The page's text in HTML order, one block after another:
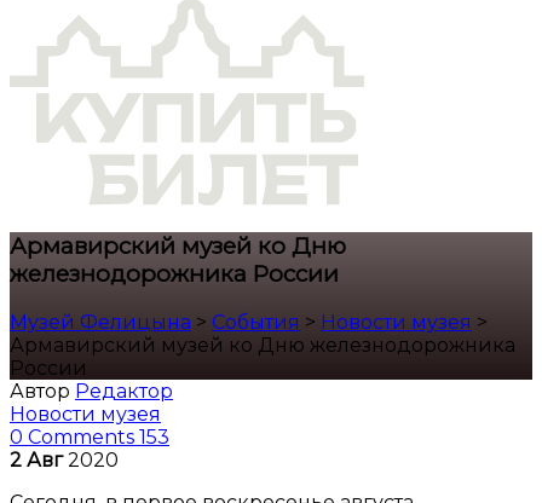
Армавирский музей ко Дню
железнодорожника России
Музей Фелицына > События > Новости музея >
Армавирский музей ко Дню железнодорожника
России
Автор Редактор
Новости музея
0 Comments 153
2 Авг2020